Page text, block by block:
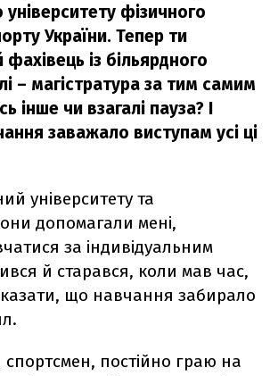
університету фізичного
України. Тепер ти
із більярдного
– магістратура за тим самим
інше чи взагалі пауза? І
заважало виступам усі ці
університету та
допомагали мені,
за індивідуальним
й старався, коли мав час,
що навчання забирало
спортсмен, постійно граю на